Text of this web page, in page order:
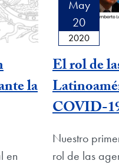
la
en
May
20
2020
El rol de
COVID-
Nuestro
rol de las